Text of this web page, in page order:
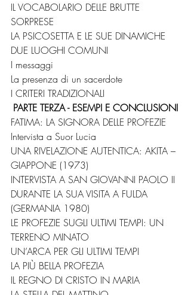
IL VOCABOLARIO DELLE BRUTTE
SORPRESE
LA PSICOSETTA E LE SUE DINAMICHE
DUE LUOGHI COMUNI
I messaggi
La presenza di un sacerdote
I CRITERI TRADIZIONALI
PARTE TERZA - ESEMPI E CONCLUSIONI
FATIMA: LA SIGNORA DELLE PROFEZIE
Intervista a Suor Lucia
UNA RIVELAZIONE AUTENTICA: AKITA –
GIAPPONE (1973)
INTERVISTA A SAN GIOVANNI PAOLO II
DURANTE LA SUA VISITA A FULDA
(GERMANIA 1980)
LE PROFEZIE SUGLI ULTIMI TEMPI: UN
TERRENO MINATO
UN’ARCA PER GLI ULTIMI TEMPI
LA PIÙ BELLA PROFEZIA
IL REGNO DI CRISTO IN MARIA